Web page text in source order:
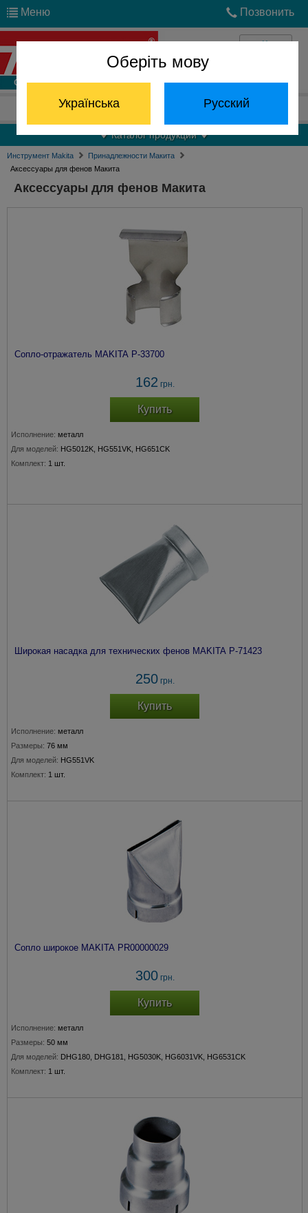
Оберіть мову
Українська Русский
Меню Позвонить
Войти
Отдел запчастей: (068) 824-24-24
Каталог продукции
Инструмент Makita
Принадлежности Макита
Аксессуары для фенов Макита
Аксессуары для фенов Макита
Сопло-отражатель MAKITA P-33700
162 грн.
Купить
Исполнение: металл
Для моделей: HG5012K, HG551VK, HG651CK
Комплект: 1 шт.
Широкая насадка для технических фенов MAKITA P-71423
250грн.
Купить
Исполнение: металл
Размеры: 76 мм
Для моделей: HG551VK
Комплект: 1 шт.
Сопло широкое MAKITA PR00000029
300грн.
Купить
Исполнение: металл
Размеры: 50 мм
Для моделей: DHG180, DHG181, HG5030K, HG6031VK, HG6531CK
Комплект: 1 шт.